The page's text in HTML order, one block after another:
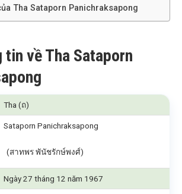
Tha Sataporn Panichraksapong
tin về Tha Sataporn
Tha (ถ)
Sataporn Panichraksapong
(สาทพร พันัชรักษ์พงศ์)
Ngày 27 tháng 12 năm 1967